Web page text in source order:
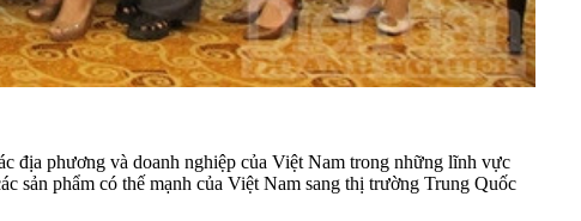
địa phương và doanh nghiệp của Việt Nam trong những lĩnh vực
sản phẩm có thế mạnh của Việt Nam sang thị trường Trung Quốc